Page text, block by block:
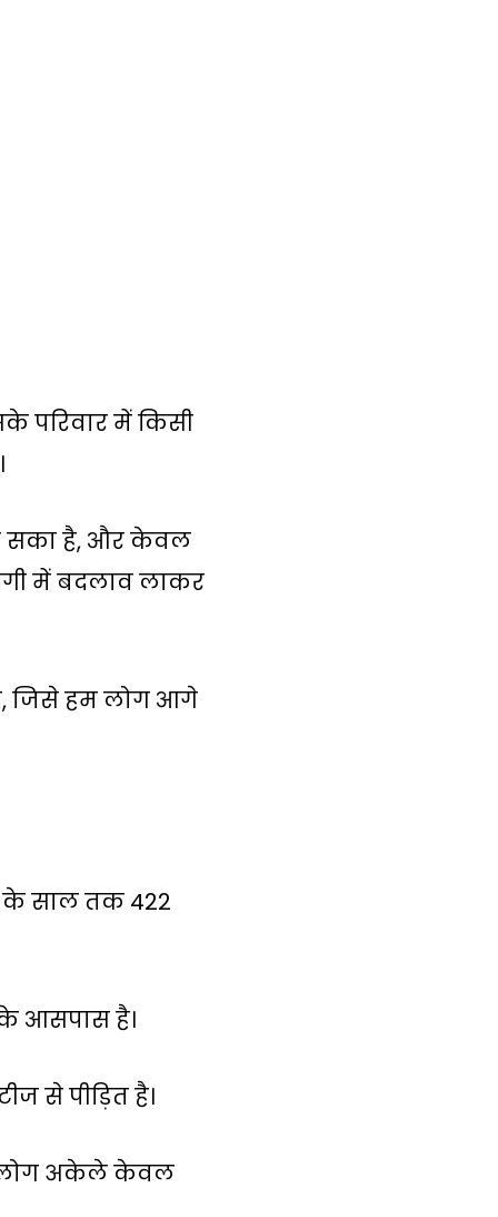
परिवार में किसी
सका है, और केवल
में बदलाव लाकर
जिसे हम लोग आगे
के साल तक 422
आसपास है।
से पीड़ित है।
लोग अकेले केवल